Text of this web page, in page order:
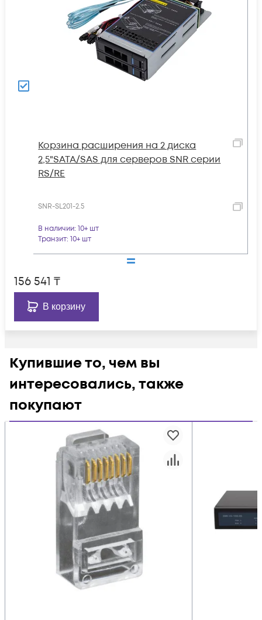
Корзина расширения на 2 диска
2,5"SATA/SAS для серверов SNR серии
RS/RE
SNR-SL201-2.5
В наличии: 10+ шт
Транзит: 10+ шт
156 541 ₸
В корзину
Купившие то, чем вы
интересовались, также
покупают